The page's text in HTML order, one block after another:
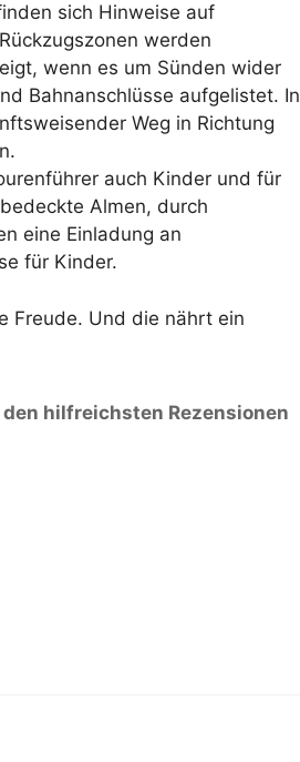
sich Hinweise auf
werden
wenn es um Sünden wider
Bahnanschlüsse aufgelistet. In
Weg in Richtung
auch Kinder und für
Almen, durch
eine Einladung an
für Kinder.
Freude. Und die nährt ein
hilfreichsten Rezensionen